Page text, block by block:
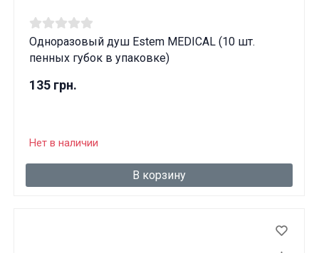
Одноразовый душ Estem MEDICAL (10 шт.
пенных губок в упаковке)
135 грн.
Нет в наличии
В корзину